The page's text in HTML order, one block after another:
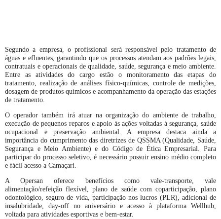
Segundo a empresa, o profissional será responsável pelo tratamento de
águas e efluentes, garantindo que os processos atendam aos padrões legais,
contratuais e operacionais de qualidade, saúde, segurança e meio ambiente.
Entre as atividades do cargo estão o monitoramento das etapas do
tratamento, realização de análises físico-químicas, controle de medições,
dosagem de produtos químicos e acompanhamento da operação das estações
de tratamento.
O operador também irá atuar na organização do ambiente de trabalho,
execução de pequenos reparos e apoio às ações voltadas à segurança, saúde
ocupacional e preservação ambiental. A empresa destaca ainda a
importância do cumprimento das diretrizes de QSSMA (Qualidade, Saúde,
Segurança e Meio Ambiente) e do Código de Ética Empresarial. Para
participar do processo seletivo, é necessário possuir ensino médio completo
e fácil acesso a Camaçari.
A Opersan oferece benefícios como vale-transporte, vale
alimentação/refeição flexível, plano de saúde com coparticipação, plano
odontológico, seguro de vida, participação nos lucros (PLR), adicional de
insalubridade, day-off no aniversário e acesso à plataforma Wellhub,
voltada para atividades esportivas e bem-estar.